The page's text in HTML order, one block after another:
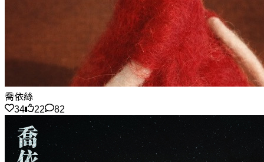
喬依絲
34
22 82